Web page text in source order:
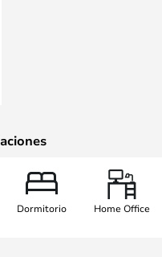
la zona de trabajo. El
proporciona una luz
de la versión Box, el
en la caja de la pared y
de NJP. Esto
se suministra con un
Dormitorio Home Office